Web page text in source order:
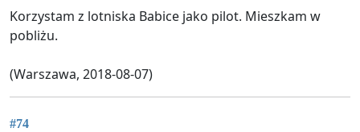
Korzystam z lotniska Babice jako pilot. Mieszkam w
pobliżu.
(Warszawa, 2018-08-07)
#74